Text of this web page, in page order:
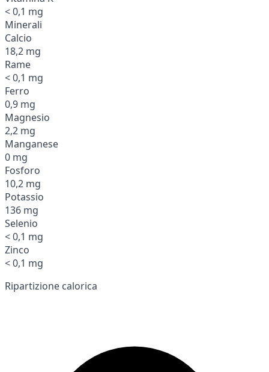
< 0,1 mg
Minerali
Calcio
18,2 mg
Rame
< 0,1 mg
Ferro
0,9 mg
Magnesio
2,2 mg
Manganese
0 mg
Fosforo
10,2 mg
Potassio
136 mg
Selenio
< 0,1 mg
Zinco
< 0,1 mg
Ripartizione calorica